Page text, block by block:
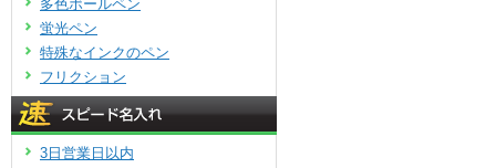
多色ボールペン
蛍光ペン
特殊なインクのペン
フリクション
3日営業日以内